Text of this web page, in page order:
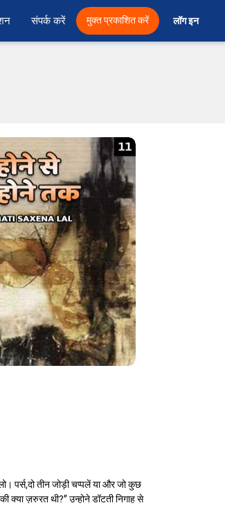
संपर्क करें मुक्त प्रकाशित करें लॉग इन
पर्स,दो तीन जोड़ी चप्पलें या और जो कुछ
ज़रुरत थी?’’ उन्होने डॉटती निगाह से